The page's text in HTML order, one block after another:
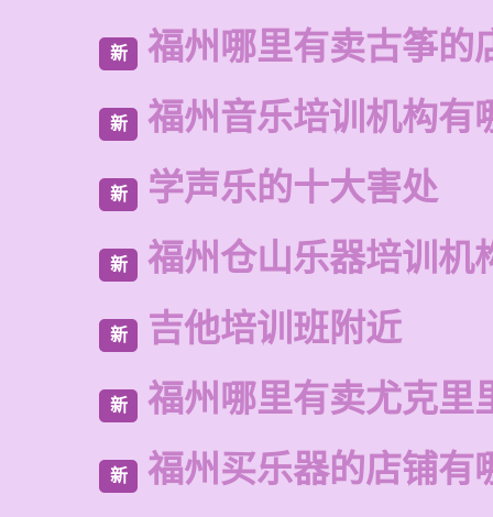
新 福州哪里有卖古筝的
新 福州音乐培训机构有
新 学声乐的十大害处
新 福州仓山乐器培训机
新 吉他培训班附近
新 福州哪里有卖尤克里
新 福州买乐器的店铺有